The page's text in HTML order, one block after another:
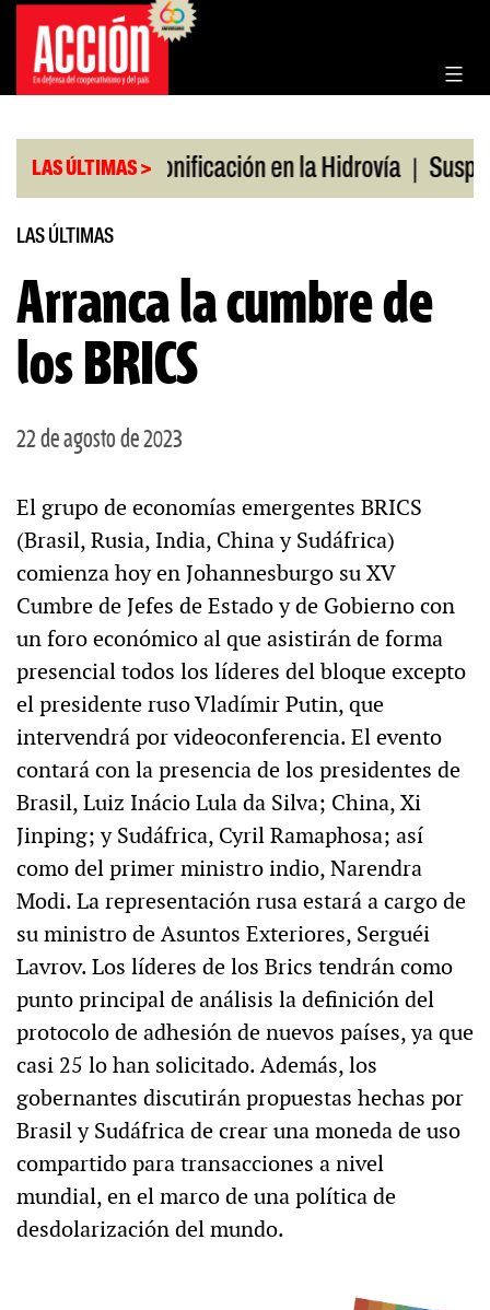
Saltar
contenido
LAS ÚLTIMAS >
en julio | Bonificación en la Hidrovía |
LAS ÚLTIMAS
Arranca la cumbre de
los BRICS
22 de agosto de 2023
El grupo de economías emergentes BRICS
(Brasil, Rusia, India, China y Sudáfrica)
comienza hoy en Johannesburgo su XV
Cumbre de Jefes de Estado y de Gobierno con
un foro económico al que asistirán de forma
presencial todos los líderes del bloque excepto
el presidente ruso Vladímir Putin, que
intervendrá por videoconferencia. El evento
contará con la presencia de los presidentes de
Brasil, Luiz Inácio Lula da Silva; China, Xi
Jinping; y Sudáfrica, Cyril Ramaphosa; así
como del primer ministro indio, Narendra
Modi. La representación rusa estará a cargo de
su ministro de Asuntos Exteriores, Serguéi
Lavrov. Los líderes de los Brics tendrán como
punto principal de análisis la definición del
protocolo de adhesión de nuevos países, ya que
casi 25 lo han solicitado. Además, los
gobernantes discutirán propuestas hechas por
Brasil y Sudáfrica de crear una moneda de uso
compartido para transacciones a nivel
mundial, en el marco de una política de
desdolarización del mundo.